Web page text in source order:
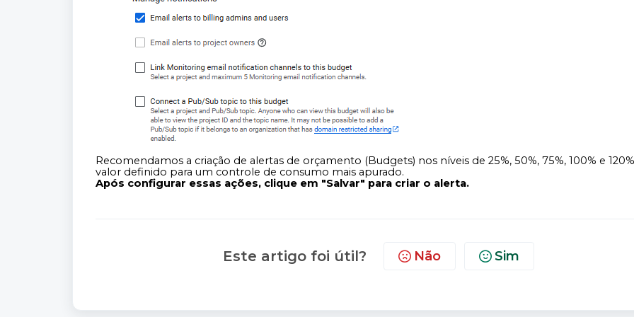
Recomendamos a criação de alertas de orçamento (Budgets) nos níveis de 25%, 50%, 75%, 100% e
valor definido para um controle de consumo mais apurado.
Após configurar essas ações, clique em "Salvar" para criar o alerta.
Este artigo foi útil? Não Sim